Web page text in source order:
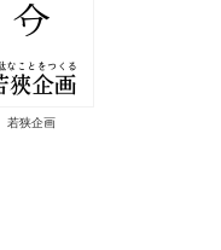
若狭企画